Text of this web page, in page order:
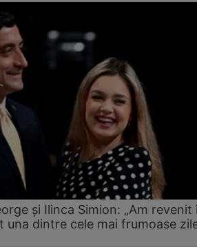
și Ilinca Simion: „Am revenit
una dintre cele mai frumoase